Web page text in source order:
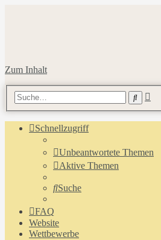
Zum Inhalt
Suche
Schnellzugriff
Unbeantwortete Themen
Aktive Themen
Suche
FAQ
Website
Wettbewerbe